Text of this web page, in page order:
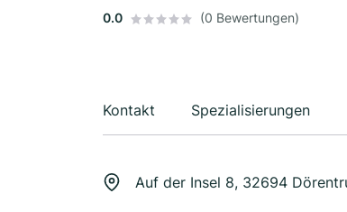
0.0
(0 Bewertungen)
Kontakt Spezialisierungen
Auf der Insel 8, 32694